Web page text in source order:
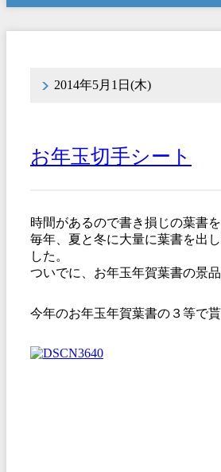
2014年5月1日(木)
お年玉切手シート
時間があるので書き損じの葉書
毎年、夏と冬に大量に葉書を出
した。
ついでに、お年玉年賀葉書の景
今年のお年玉年賀葉書の３等で